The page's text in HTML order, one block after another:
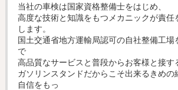
当社の車検は国家資格整備士をはじめ、
高度な技術と知識をもつメカニックが責任
します。
国土交通省地方運輸局認可の自社整備工場
で
高品質なサービスと普段からお客様と接す
ガソリンスタンドだからこそ出来るきめの
自信をもっ